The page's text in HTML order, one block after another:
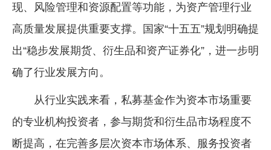
现、风险管理和资源配置等功能，为资产管理行业
高质量发展提供重要支撑。国家“十五五”规划明确提
出“稳步发展期货、衍生品和资产证券化”，进一步明
确了行业发展方向。
从行业实践来看，私募基金作为资本市场重要
的专业机构投资者，参与期货和衍生品市场程度不
断提高，在完善多层次资本市场体系、服务投资者